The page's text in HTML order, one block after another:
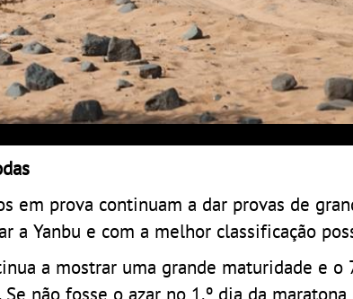
em prova continuam a dar provas de
a Yanbu e com a melhor classificação
a mostrar uma grande maturidade e o
não fosse o azar no 1.º dia da